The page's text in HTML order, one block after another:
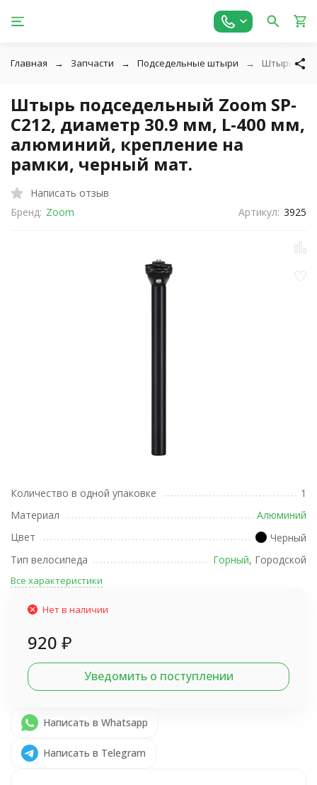
Главная Запчасти Подседельные штыри Штырь
Штырь подседельный Zoom SP-
C212, диаметр 30.9 мм, L-400 мм,
алюминий, крепление на
рамки, черный мат.
Написать отзыв
Бренд: Zoom Артикул: 3925
Количество в одной упаковке
1
Материал
Алюминий
Цвет
Черный
Тип велосипеда
Горный, Городской
Все характеристики
Нет в наличии
920 ₽
Уведомить о поступлении
Написать в Whatsapp
Написать в Telegram